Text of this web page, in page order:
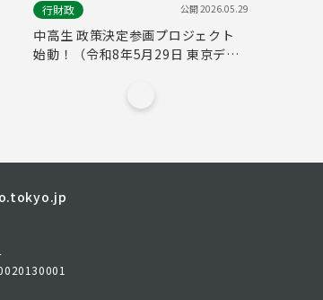
行財政
公開2026.05.29
中高生 政策決定参画プロジェクト
始動！（令和8年5月29日 東京デイ